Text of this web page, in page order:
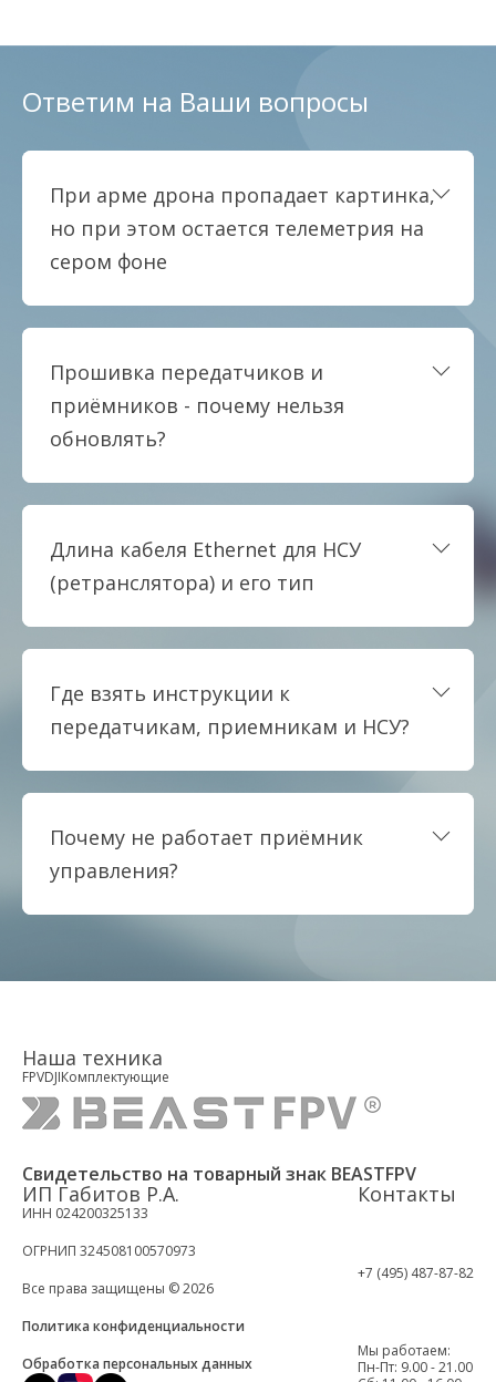
Ответим на Ваши вопросы
При арме дрона пропадает картинка,
но при этом остается телеметрия на
сером фоне
Прошивка передатчиков и
приёмников - почему нельзя
обновлять?
Длина кабеля Ethernet для НСУ
(ретранслятора) и его тип
Где взять инструкции к
передатчикам, приемникам и НСУ?
Почему не работает приёмник
управления?
Наша техника
FPVDJIКомплектующие
Свидетельство на товарный знак BEASTFPV
ИП Габитов Р.А.
ИНН 024200325133
ОГРНИП 324508100570973
Все права защищены © 2026
Политика конфиденциальности
Обработка персональных данных
Контакты
+7 (495) 487-87-82
Мы работаем:
Пн-Пт: 9.00 - 21.00